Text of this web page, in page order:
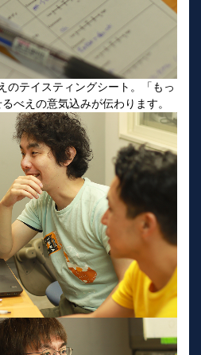
のテイスティングシート。「もっ
べえの意気込みが伝わります。